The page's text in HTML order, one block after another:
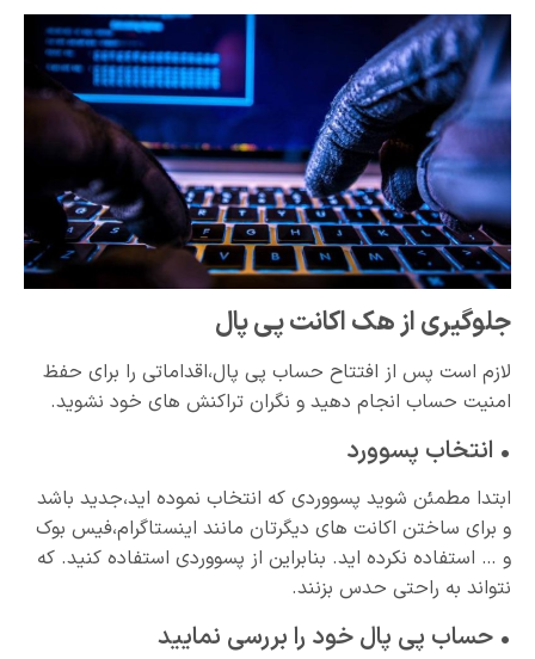
جلوگیری از هک اکانت پی پال
لازم است پس از افتتاح حساب پی پال،اقداماتی را برای حفظ
امنیت حساب انجام دهید و نگران تراکنش های خود نشوید.
• انتخاب پسوورد
ابتدا مطمئن شوید پسووردی که انتخاب نموده اید،جدید باشد
و برای ساختن اکانت های دیگرتان مانند اینستاگرام،فیس بوک
و … استفاده نکرده اید. بنابراین از پسووردی استفاده کنید. که
نتواند به راحتی حدس بزنند.
• حساب پی پال خود را بررسی نمایید